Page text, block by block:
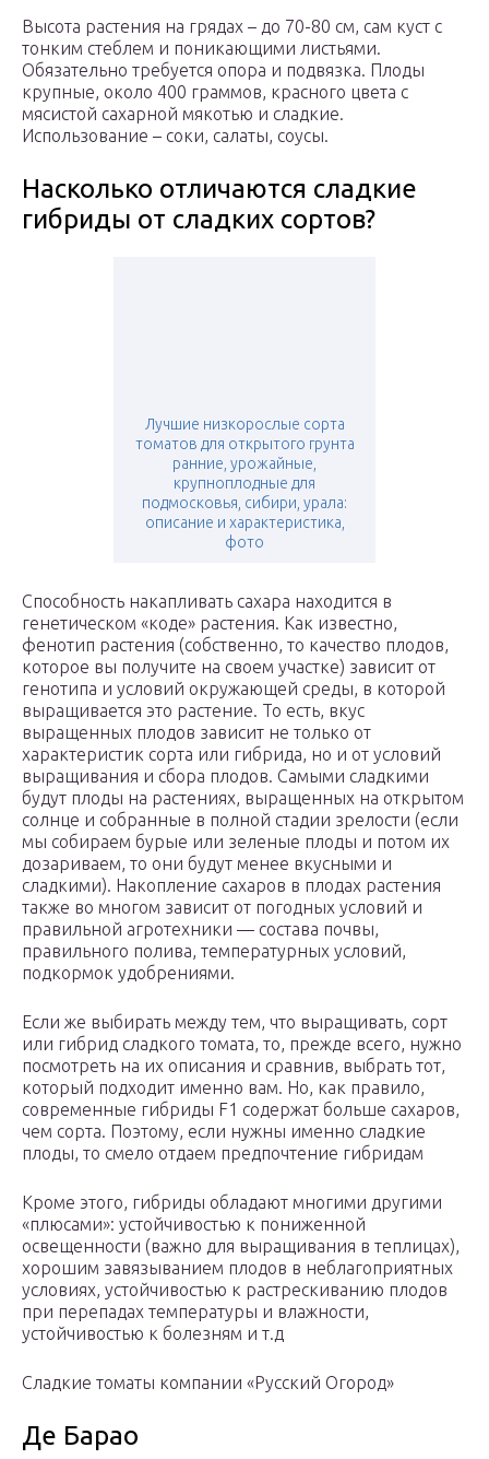
Высота растения на грядах – до 70-80 см, сам куст с
тонким стеблем и поникающими листьями.
Обязательно требуется опора и подвязка. Плоды
крупные, около 400 граммов, красного цвета с
мясистой сахарной мякотью и сладкие.
Использование – соки, салаты, соусы.
Насколько отличаются сладкие
гибриды от сладких сортов?
Лучшие низкорослые сорта
томатов для открытого грунта
ранние, урожайные,
крупноплодные для
подмосковья, сибири, урала:
описание и характеристика,
фото
Способность накапливать сахара находится в
генетическом «коде» растения. Как известно,
фенотип растения (собственно, то качество плодов,
которое вы получите на своем участке) зависит от
генотипа и условий окружающей среды, в которой
выращивается это растение. То есть, вкус
выращенных плодов зависит не только от
характеристик сорта или гибрида, но и от условий
выращивания и сбора плодов. Самыми сладкими
будут плоды на растениях, выращенных на открытом
солнце и собранные в полной стадии зрелости (если
мы собираем бурые или зеленые плоды и потом их
дозариваем, то они будут менее вкусными и
сладкими). Накопление сахаров в плодах растения
также во многом зависит от погодных условий и
правильной агротехники — состава почвы,
правильного полива, температурных условий,
подкормок удобрениями.
Если же выбирать между тем, что выращивать, сорт
или гибрид сладкого томата, то, прежде всего, нужно
посмотреть на их описания и сравнив, выбрать тот,
который подходит именно вам. Но, как правило,
современные гибриды F1 содержат больше сахаров,
чем сорта. Поэтому, если нужны именно сладкие
плоды, то смело отдаем предпочтение гибридам
Кроме этого, гибриды обладают многими другими
«плюсами»: устойчивостью к пониженной
освещенности (важно для выращивания в теплицах),
хорошим завязыванием плодов в неблагоприятных
условиях, устойчивостью к растрескиванию плодов
при перепадах температуры и влажности,
устойчивостью к болезням и т.д
Сладкие томаты компании «Русский Огород»
Де Барао